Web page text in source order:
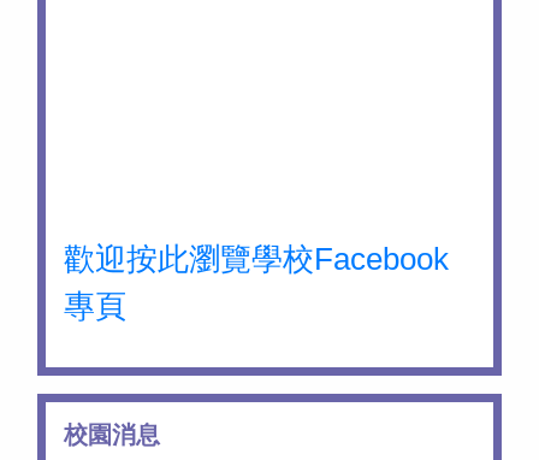
歡迎按此瀏覽學校Facebook
專頁
校園消息